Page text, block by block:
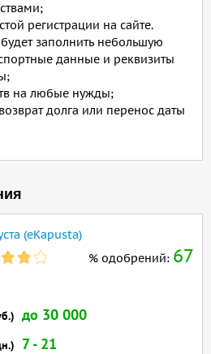
регистрации на сайте.
заполнить небольшую
данные и реквизиты
на любые нужды;
долга или перенос даты
(eKapusta)
% одобрений: 67
до 30 000
7 - 21